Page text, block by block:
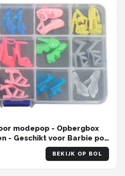
modepop - Opbergbox
- Geschikt voor Barbie pop
- Opbergdoosje -
BEKIJK OP BOL